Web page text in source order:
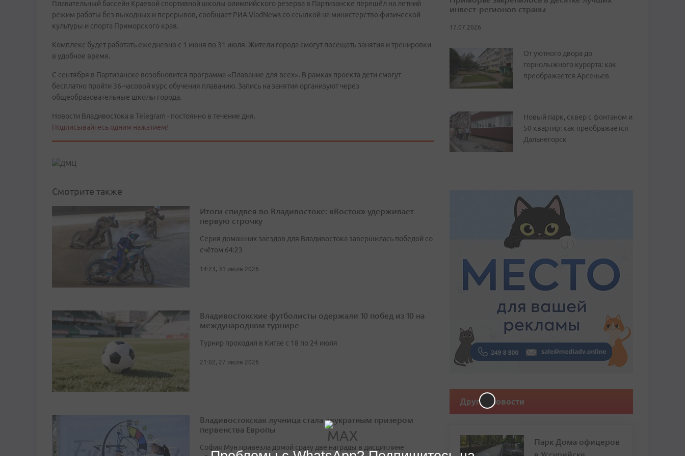
Плавательный бассейн Краевой спортивной школы олимпийского резерва в Партизанске перешёл на летний
режим работы без выходных и перерывов, сообщает РИА VladNews со ссылкой на министерство физической
культуры и спорта Приморского края.
Комплекс будет работать ежедневно с 1 июня по 31 июля. Жители города смогут посещать занятия и тренировки
в удобное время.
С сентября в Партизанске возобновится программа «Плавание для всех». В рамках проекта дети смогут
бесплатно пройти 36-часовой курс обучения плаванию. Запись на занятия организуют через
общеобразовательные школы города.
Новости Владивостока в Telegram - постоянно в течение дня.
Подписывайтесь одним нажатием!
Смотрите также
Итоги спидвея во Владивостоке: «Восток» удерживает
первую строчку
Серия домашних заездов для Владивостока завершилась победой со
счётом 64:23
14:23, 31 июля 2026
Владивостокские футболисты одержали 10 побед из 10 на
международном турнире
Турнир проходил в Китае с 18 по 24 июля
21:02, 27 июля 2026
Владивостокская лучница стала двукратным призером
первенства Европы
София Мун привезла домой сразу две награды в дисциплине
инвест-регионов страны
17.07.2026
От уютного двора до
горнолыжного курорта: как
преображается Арсеньев
Новый парк, сквер с фонтаном и
50 квартир: как преображается
Дальнегорск
Другие новости
Парк Дома офицеров